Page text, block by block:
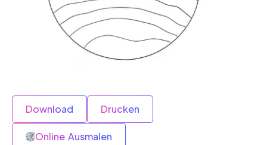
Download Drucken
Online Ausmalen